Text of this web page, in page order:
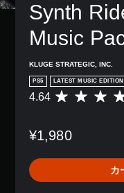
Synth
Music
KLUGE STRATEGIC, INC.
PS5 LATEST MUSIC EDITION
評
は
1
、
平
4.64
¥1,980
カ